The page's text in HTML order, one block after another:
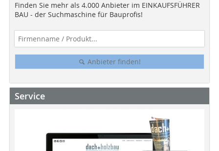
Finden Sie mehr als 4.000 Anbieter im EINKAUFSFÜHRER
BAU - der Suchmaschine für Bauprofis!
Anbieter finden!
Service